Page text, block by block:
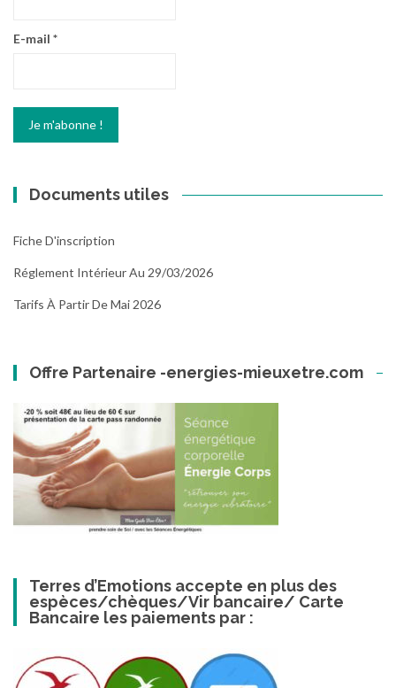
E-mail *
Documents utiles
Fiche D'inscription
Réglement Intérieur Au 29/03/2026
Tarifs À Partir De Mai 2026
Offre Partenaire -energies-mieuxetre.com
Terres d’Emotions accepte en plus des
espèces/chèques/Vir bancaire/ Carte
Bancaire les paiements par :